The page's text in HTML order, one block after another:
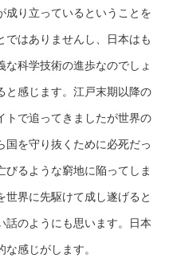
成り立っているということを
ではありませんし、日本はも
な科学技術の進歩なのでしょ
と感じます。江戸末期以降の
トで追ってきましたが世界の
国を守り抜くために必死だっ
びるような窮地に陥ってしま
世界に先駆けて成し遂げると
話のようにも思います。日本
感じがします。